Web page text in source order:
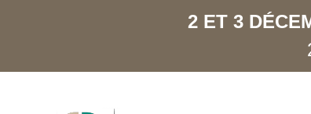
2 ET 3